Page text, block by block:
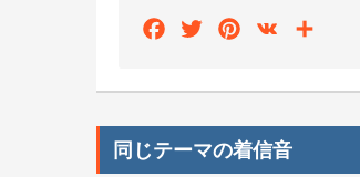
FacebookTwitterPinterest
VK
同じテーマの着信音